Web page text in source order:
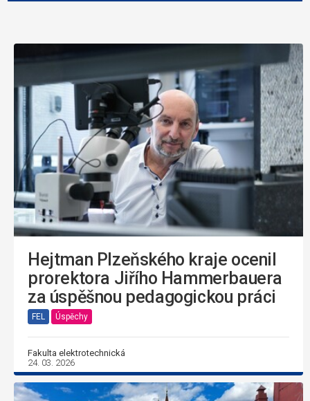
Hejtman Plzeňského kraje ocenil
prorektora Jiřího Hammerbauera
za úspěšnou pedagogickou práci
FEL Úspěchy
Fakulta elektrotechnická
24. 03. 2026